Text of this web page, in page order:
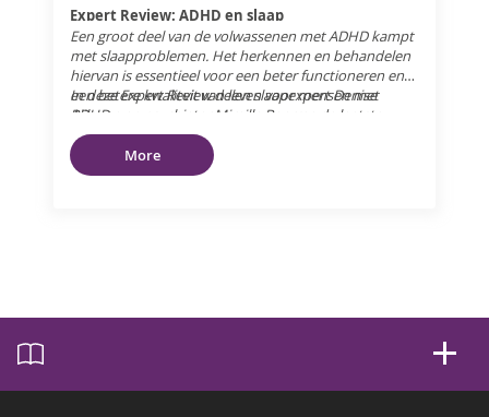
Expert Review: ADHD en slaap
Een groot deel van de volwassenen met ADHD kampt
met slaapproblemen. Het herkennen en behandelen
hiervan is essentieel voor een beter functioneren en
een betere kwaliteit van leven voor mensen met
ADHD.
In deze Expert Review delen slaapexpert Denise
Bijlenga en psychiater Mireille Boerma de laatste
inzichten over de complexe relatie tussen ADHD en
slaap bij volwassenen. Zij geven praktische inzichten
over dit onderwerp en u krijgt nuttige aanbevelingen
More